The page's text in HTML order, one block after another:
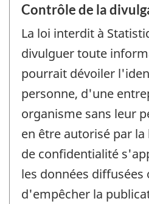
Contrôle de la
La loi interdit à
divulguer toute
pourrait dévoiler
personne, d'une
organisme sans leur
en être autorisé par
de confidentialité
les données diffusées
d'empêcher la